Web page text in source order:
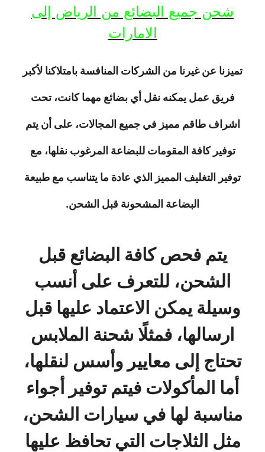
شحن جميع البضائع من الرياض إلى
الامارات
تميزنا عن غيرنا من الشركات المنافسة بامتلاكنا لأكبر
فريق عمل يمكنه نقل أي بضائع مهما كانت، تحت
اشراف طاقم مميز في جميع المجالات، على أن يتم
توفير كافة المقومات للبضاعة المرغوب نقلها، مع
توفير التغليف المميز الذي عادة ما يتناسب مع طبيعة
البضاعة المشحونة قبل الشحن.
يتم فحص كافة البضائع قبل
الشحن، للتعرف على أنسب
وسيلة يمكن الاعتماد عليها قبل
ارسالها، فمثلًا شحنة الملابس
تحتاج إلى معايير وأسس لنقلها،
أما المأكولات فيتم توفير أجواء
مناسبة لها في سيارات الشحن،
مثل الثلاجات التي تحافظ عليها